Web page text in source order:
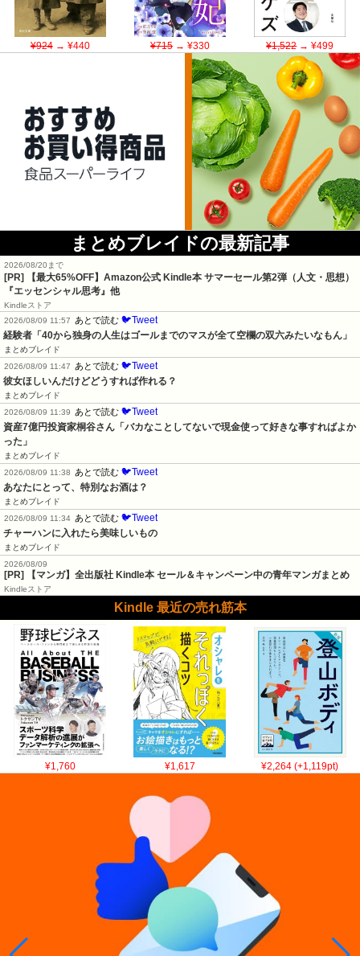
¥924→ ¥440 ¥715→ ¥330 ¥1,522→ ¥499
まとめブレイドの最新記事
2026/08/20まで
[PR]
【最大65%OFF】Amazon公式 Kindle本 サマーセール第2弾（人文・思想）
『エッセンシャル思考』他
Kindleストア
2026/08/09 11:57
あとで読む 🐦Tweet
経験者「40から独身の人生はゴールまでのマスが全て空欄の双六みたいなもん」
まとめブレイド
2026/08/09 11:47
あとで読む 🐦Tweet
彼女ほしいんだけどどうすれば作れる？
まとめブレイド
2026/08/09 11:39
あとで読む 🐦Tweet
資産7億円投資家桐谷さん「バカなことしてないで現金使って好きな事すればよか
った」
まとめブレイド
2026/08/09 11:38
あとで読む 🐦Tweet
あなたにとって、特別なお酒は？
まとめブレイド
2026/08/09 11:34 あとで読む 🐦Tweet
チャーハンに入れたら美味しいもの
まとめブレイド
2026/08/09
[PR] 【マンガ】全出版社 Kindle本 セール＆キャンペーン中の青年マンガまとめ
Kindleストア
Kindle 最近の売れ筋本
¥1,760 ¥1,617 ¥2,264 (+1,119pt)